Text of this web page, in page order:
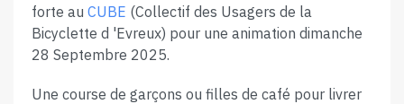
forte au CUBE (Collectif des Usagers de la
Bicyclette d 'Evreux) pour une animation dimanche
28 Septembre 2025.
Une course de garçons ou filles de café pour livrer